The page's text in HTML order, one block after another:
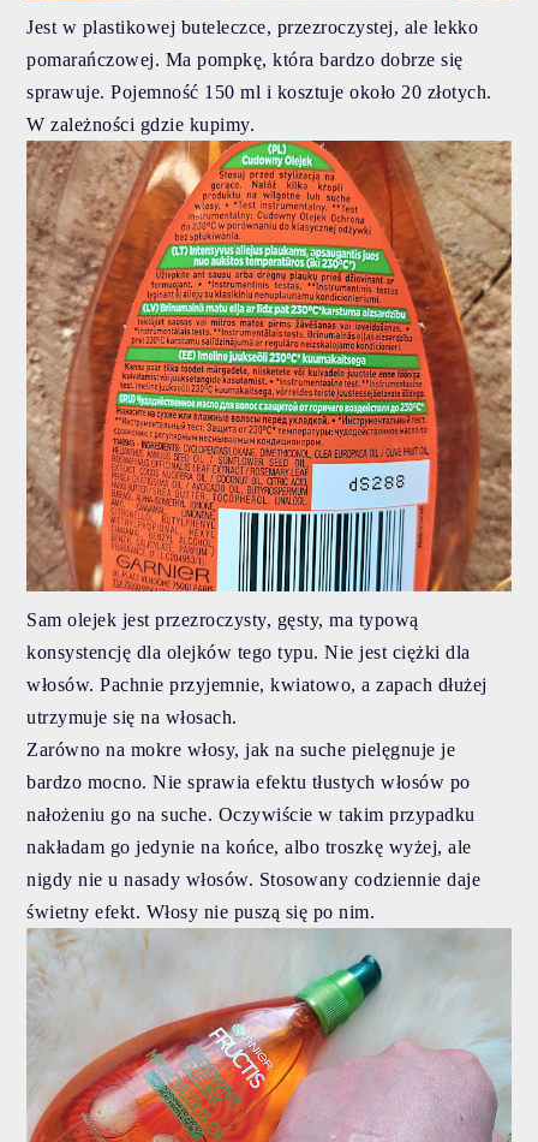
Jest w plastikowej buteleczce, przezroczystej, ale lekko
pomarańczowej. Ma pompkę, która bardzo dobrze się
sprawuje. Pojemność 150 ml i kosztuje około 20 złotych.
W zależności gdzie kupimy.
Sam olejek jest przezroczysty, gęsty, ma typową
konsystencję dla olejków tego typu. Nie jest ciężki dla
włosów. Pachnie przyjemnie, kwiatowo, a zapach dłużej
utrzymuje się na włosach.
Zarówno na mokre włosy, jak na suche pielęgnuje je
bardzo mocno. Nie sprawia efektu tłustych włosów po
nałożeniu go na suche. Oczywiście w takim przypadku
nakładam go jedynie na końce, albo troszkę wyżej, ale
nigdy nie u nasady włosów. Stosowany codziennie daje
świetny efekt. Włosy nie puszą się po nim.